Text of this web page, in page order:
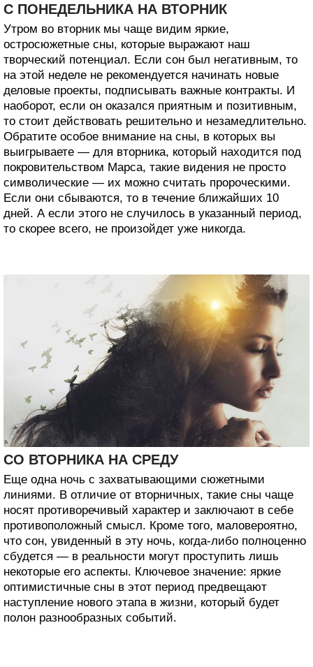
С ПОНЕДЕЛЬНИКА НА ВТОРНИК
Утром во вторник мы чаще видим яркие,
остросюжетные сны, которые выражают наш
творческий потенциал. Если сон был негативным, то
на этой неделе не рекомендуется начинать новые
деловые проекты, подписывать важные контракты. И
наоборот, если он оказался приятным и позитивным,
то стоит действовать решительно и незамедлительно.
Обратите особое внимание на сны, в которых вы
выигрываете — для вторника, который находится под
покровительством Марса, такие видения не просто
символические — их можно считать пророческими.
Если они сбываются, то в течение ближайших 10
дней. А если этого не случилось в указанный период,
то скорее всего, не произойдет уже никогда.
СО ВТОРНИКА НА СРЕДУ
Еще одна ночь с захватывающими сюжетными
линиями. В отличие от вторничных, такие сны чаще
носят противоречивый характер и заключают в себе
противоположный смысл. Кроме того, маловероятно,
что сон, увиденный в эту ночь, когда-либо полноценно
сбудется — в реальности могут проступить лишь
некоторые его аспекты. Ключевое значение: яркие
оптимистичные сны в этот период предвещают
наступление нового этапа в жизни, который будет
полон разнообразных событий.